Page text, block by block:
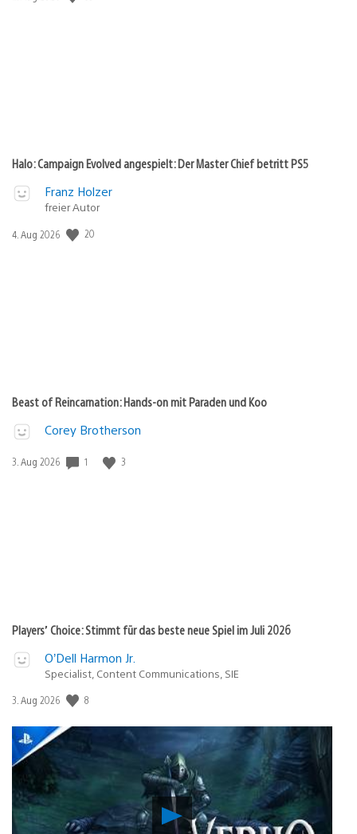
Halo: Campaign Evolved angespielt: Der Master Chief betritt PS5
Franz Holzer
freier Autor
Veröffentlichungsdatum:
4. Aug 2026 20
Beast of Reincarnation: Hands-on mit Paraden und Koo
Corey Brotherson
Veröffentlichungsdatum:
3. Aug 2026 1 3
Players’ Choice: Stimmt für das beste neue Spiel im Juli 2026
O’Dell Harmon Jr.
Specialist, Content Communications, SIE
Veröffentlichungsdatum:
3. Aug 2026 8
Verho
–